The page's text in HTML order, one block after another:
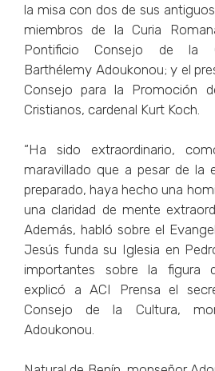
la misa con dos de sus
miembros de la Curia
Pontificio Consejo de la
Barthélemy Adoukonou; y el
Consejo para la Promoción
Cristianos, cardenal Kurt Koch.
“Ha sido extraordinario,
maravillado que a pesar de la
preparado, haya hecho una
una claridad de mente
Además, habló sobre el
Jesús funda su Iglesia en
importantes sobre la figura
explicó a ACI Prensa el
Consejo de la Cultura,
Adoukonou.